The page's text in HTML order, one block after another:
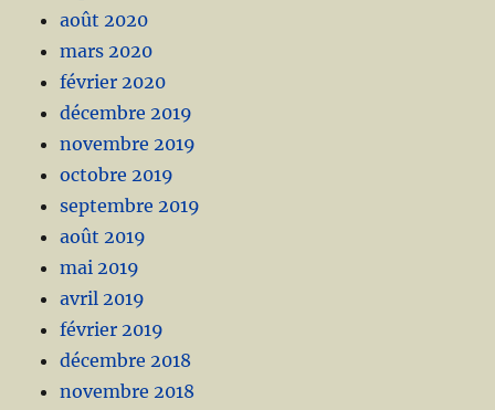
août 2020
mars 2020
février 2020
décembre 2019
novembre 2019
octobre 2019
septembre 2019
août 2019
mai 2019
avril 2019
février 2019
décembre 2018
novembre 2018